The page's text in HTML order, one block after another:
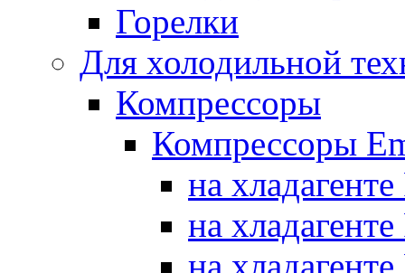
Горелки
Для холодильной
Компрессоры
Компрессоры
на
на
на